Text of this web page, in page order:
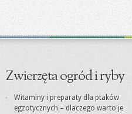
Zwierzęta ogród i ryby
Witaminy i preparaty dla ptaków
egzotycznych – dlaczego warto je